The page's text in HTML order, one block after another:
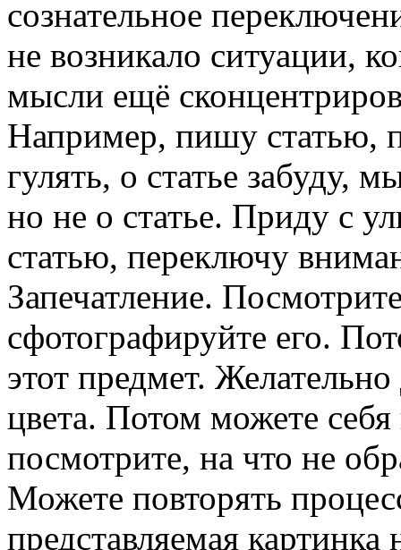
сознательное
не возникало ситуации,
мысли ещё
Например, пишу статью,
гулять, о статье забуду,
но не о статье. Приду с
статью, переключу
Запечатление.
сфотографируйте его.
этот предмет.
цвета. Потом можете
посмотрите, на что не
Можете повторять
представляемая картинка